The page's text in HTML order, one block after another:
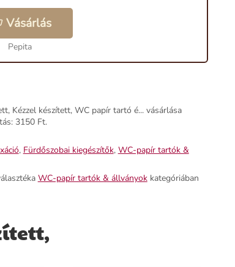
Vásárlás
Pepita
Kézzel készített, WC papír tartó é... vásárlása
3150 Ft.
, Fürdőszobai kiegészítők, WC-papír tartók &
WC-papír tartók & állványokkategóriában